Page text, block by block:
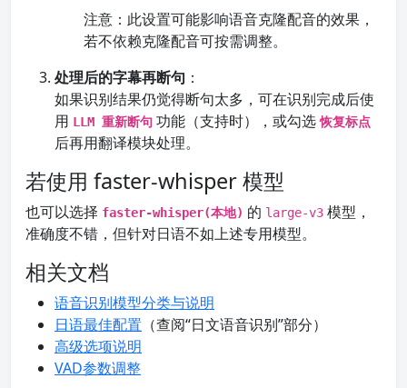
注意：此设置可能影响语音克隆配音的效果，
若不依赖克隆配音可按需调整。
处理后的字幕再断句 ：
如果识别结果仍觉得断句太多，可在识别完成后使
用 LLM 重新断句 功能（支持时），或勾选恢复标点
后再用翻译模块处理。
若使用 faster-whisper 模型
也可以选择 faster-whisper(本地) 的 large-v3 模型，
准确度不错，但针对日语不如上述专用模型。
相关文档
语音识别模型分类与说明
日语最佳配置 （查阅“日文语音识别”部分）
高级选项说明
VAD参数调整